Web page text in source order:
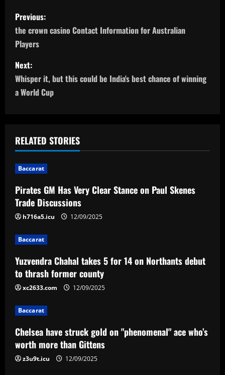
P
o
s
t
n
v
i
g
a
t
i
o
n
Previous:
the crown casino Contact Information for Australian
Players
Next:
Whisper it, but this could be India's best chance of winning
a World Cup
RELATED STORIES
Baccarat
Pirates GM Has Very Clear Stance on Paul Skenes
Trade Discussions
h716a5.icu 12/09/2025
Baccarat
Yuzvendra Chahal takes 5 for 14 on Northants debut
to thrash former county
xc2633.com 12/09/2025
Baccarat
Chelsea have struck gold on "phenomenal" ace who’s
worth more than Gittens
z3u9t.icu 12/09/2025